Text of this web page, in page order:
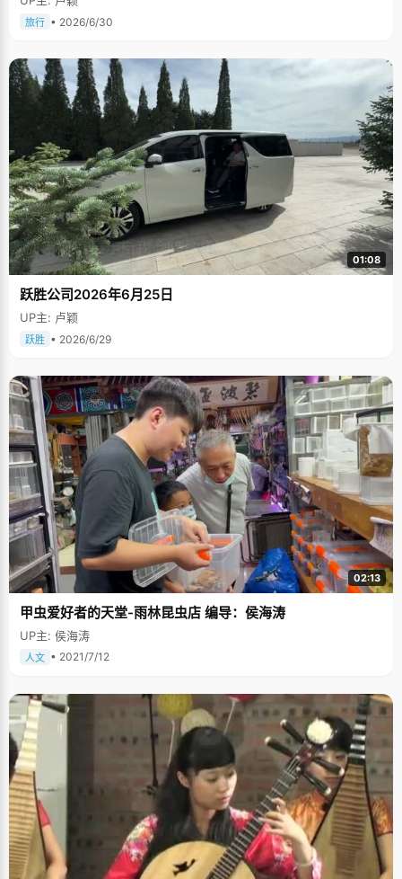
旅行 • 2026/6/30
01:08
跃胜公司2026年6月25日
UP主: 卢颖
跃胜 • 2026/6/29
02:13
甲虫爱好者的天堂-雨林昆虫店 编导：侯海涛
UP主: 侯海涛
人文 • 2021/7/12